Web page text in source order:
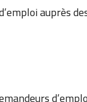
auprès